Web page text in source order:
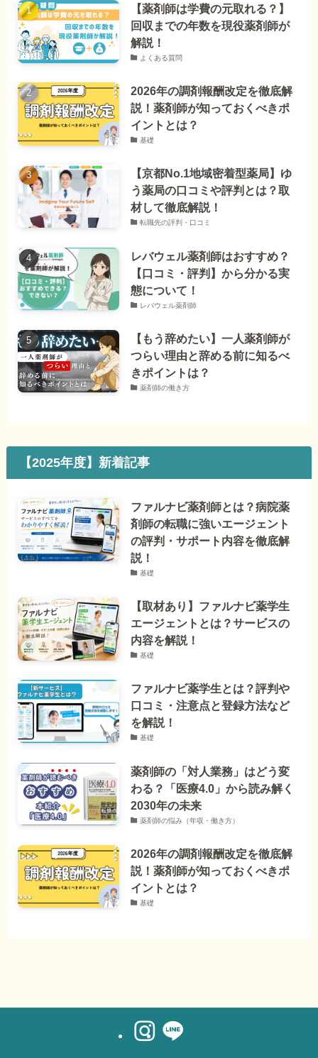
【薬剤師は学費の元取れる？】
回収までの年数を現役薬剤師が
解説！
よくある質問
2026年の調剤報酬改定を徹底解
説！薬剤師が知っておくべきポ
イントとは？
基礎
【京都No.1地域密着型薬局】ゆ
う薬局の口コミや評判とは？取
材して徹底解説！
転職先の評判・口コミ
レバウェル薬剤師はおすすめ？
【口コミ・評判】から分かる実
態について！
レバウェル薬剤師
【もう辞めたい】一人薬剤師が
つらい理由と辞める前に知るべ
きポイントは？
薬剤師の働き方
【2025年度】新着記事
ファルナビ薬剤師とは？病院薬
剤師の転職に強いエージェント
の評判・サポート内容を徹底解
説！
基礎
【取材あり】ファルナビ薬学生
エージェントとは？サービスの
内容を解説！
基礎
ファルナビ薬学生とは？評判や
口コミ・注意点と登録方法など
を解説！
基礎
薬剤師の「対人業務」はどう変
わる？「医療4.0」から読み解く
2030年の未来
薬剤師の悩み（年収・働き方）
2026年の調剤報酬改定を徹底解
説！薬剤師が知っておくべきポ
イントとは？
基礎